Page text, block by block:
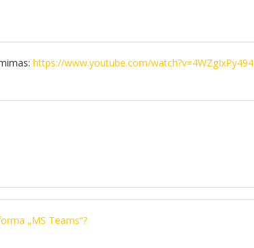
https://www.youtube.com/watch?v=4WZgIxPy494
„MS Teams“?